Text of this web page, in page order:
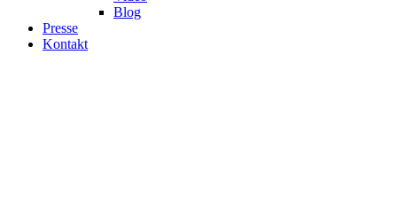
Blog
Presse
Kontakt